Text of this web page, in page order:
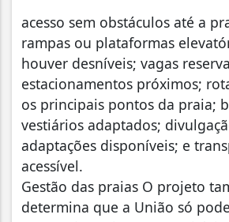
acesso sem obstáculos até a
rampas ou plataformas
houver desníveis; vagas
estacionamentos próximos;
os principais pontos da praia;
vestiários adaptados;
adaptações disponíveis; e
acessível.
Gestão das praias O projeto
determina que a União só